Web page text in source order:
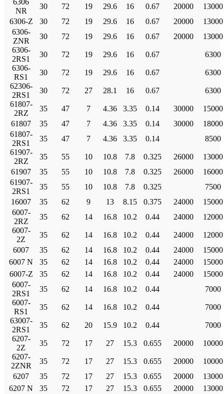
6306
NR
30 72 19 29.6 16 0.67 20000
13000
6306-Z
30 72 19 29.6 16 0.67 20000
13000
6306-
ZNR
30 72 19 29.6 16 0.67 20000
13000
6306-
2RS1
30 72 19 29.6 16 0.67
6300
6306-
RS1
30 72 19 29.6 16 0.67
6300
62306-
2RS1
30 72 27 28.1 16 0.67
6300
61807-
2RZ
35 47 7 4.36 3.35 0.14 30000
15000
61807
35 47 7 4.36 3.35 0.14 30000
18000
61807-
2RS1
35 47 7 4.36 3.35 0.14
8500
61907-
2RZ
35 55 10 10.8 7.8 0.325 26000
13000
61907
35 55 10 10.8 7.8 0.325 26000
16000
61907-
2RS1
35 55 10 10.8 7.8 0.325
7500
16007
35 62 9 13 8.15 0.375 24000
15000
6007-
2RZ
35 62 14 16.8 10.2 0.44 24000
12000
6007-
2Z
35 62 14 16.8 10.2 0.44 24000
12000
6007
35 62 14 16.8 10.2 0.44 24000
15000
6007 N
35 62 14 16.8 10.2 0.44 24000
15000
6007-Z
35 62 14 16.8 10.2 0.44 24000
15000
6007-
2RS1
35 62 14 16.8 10.2 0.44
7000
6007-
RS1
35 62 14 16.8 10.2 0.44
7000
63007-
2RS1
35 62 20 15.9 10.2 0.44
7000
6207-
2Z
35 72 17 27 15.3 0.655 20000
10000
6207-
2ZNR
35 72 17 27 15.3 0.655 20000
10000
6207
35 72 17 27 15.3 0.655 20000
13000
6207 N
35 72 17 27 15.3 0.655 20000
13000